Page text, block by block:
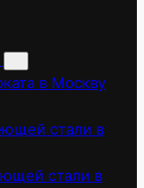
в Москву
стали в
стали в